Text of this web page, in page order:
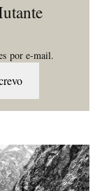
por e-mail.